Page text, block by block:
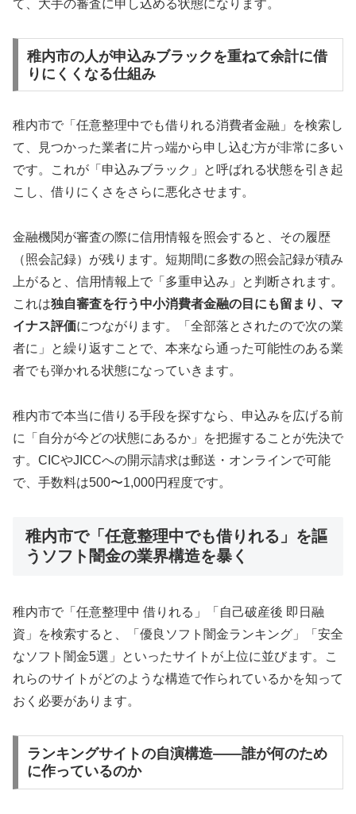
て、大手の審査に申し込める状態になります。
稚内市の人が申込みブラックを重ねて余計に借
りにくくなる仕組み
稚内市で「任意整理中でも借りれる消費者金融」を検索し
て、見つかった業者に片っ端から申し込む方が非常に多い
です。これが「申込みブラック」と呼ばれる状態を引き起
こし、借りにくさをさらに悪化させます。
金融機関が審査の際に信用情報を照会すると、その履歴
（照会記録）が残ります。短期間に多数の照会記録が積み
上がると、信用情報上で「多重申込み」と判断されます。
これは独自審査を行う中小消費者金融の目にも留まり、マ
イナス評価につながります。「全部落とされたので次の業
者に」と繰り返すことで、本来なら通った可能性のある業
者でも弾かれる状態になっていきます。
稚内市で本当に借りる手段を探すなら、申込みを広げる前
に「自分が今どの状態にあるか」を把握することが先決で
す。CICやJICCへの開示請求は郵送・オンラインで可能
で、手数料は500〜1,000円程度です。
稚内市で「任意整理中でも借りれる」を謳
うソフト闇金の業界構造を暴く
稚内市で「任意整理中 借りれる」「自己破産後 即日融
資」を検索すると、「優良ソフト闇金ランキング」「安全
なソフト闇金5選」といったサイトが上位に並びます。こ
れらのサイトがどのような構造で作られているかを知って
おく必要があります。
ランキングサイトの自演構造——誰が何のため
に作っているのか